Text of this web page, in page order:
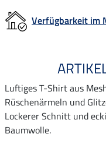
Verfügbarkeit im
Luftiges T-Shirt aus
Rüschenärmeln und
Lockerer Schnitt und
Baumwolle.